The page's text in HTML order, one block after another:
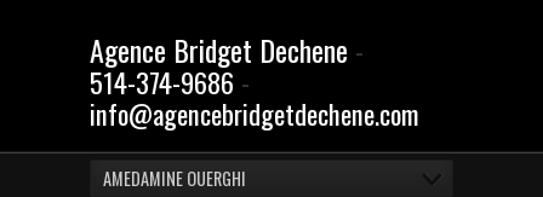
Agence Bridget Dechene -
514-374-9686 -
info@agencebridgetdechene.com
AMEDAMINE OUERGHI